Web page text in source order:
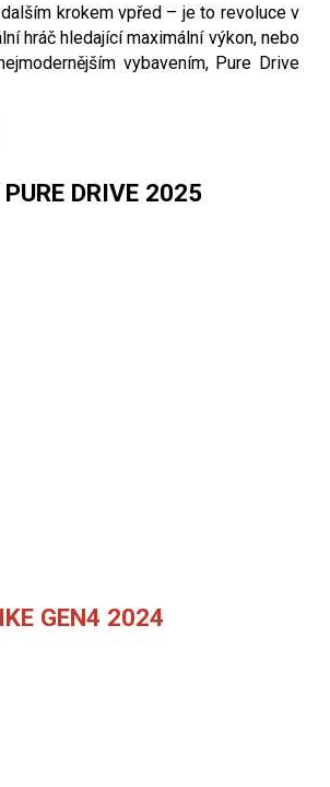
krokem vpřed – je to revoluce v
hráč hledající maximální výkon, nebo
vybavením, Pure Drive
DRIVE 2025
2024